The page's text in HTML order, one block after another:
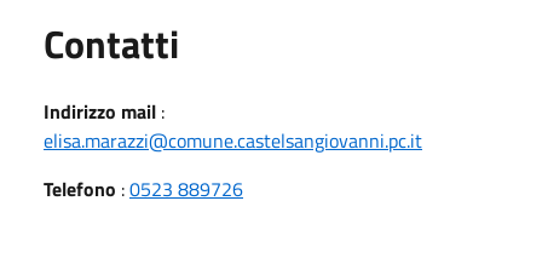
Contatti
Indirizzo mail :
elisa.marazzi@comune.castelsangiovanni.pc.it
Telefono :0523 889726